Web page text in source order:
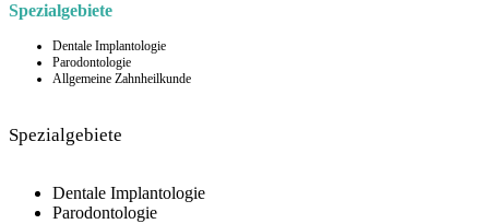
Spezialgebiete
Dentale Implantologie
Parodontologie
Allgemeine Zahnheilkunde
Spezialgebiete
Dentale Implantologie
Parodontologie